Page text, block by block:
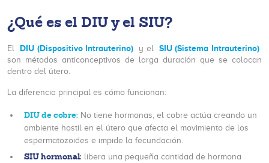
¿Qué es el DIU y el SIU?
El DIU (Dispositivo Intrauterino) y el SIU (Sistema Intrauterino)
son métodos anticonceptivos de larga duración que se colocan
dentro del útero.
La diferencia principal es cómo funcionan:
DIU de cobre: No tiene hormonas, el cobre actúa creando un
ambiente hostil en el útero que afecta el movimiento de los
espermatozoides e impide la fecundación.
SIU hormonal: libera una pequeña cantidad de hormona